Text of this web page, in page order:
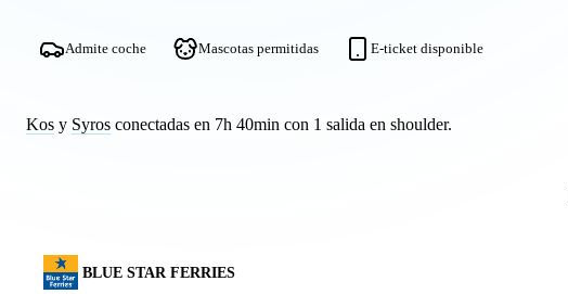
Admite coche Mascotas permitidas E-ticket disponible
Kos y Syros conectadas en 7h 40min con 1 salida en shoulder.
BLUE STAR FERRIES